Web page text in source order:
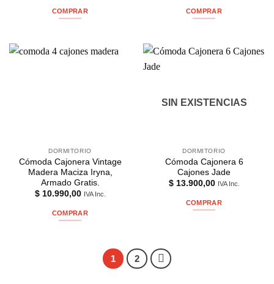
COMPRAR COMPRAR
DORMITORIO
Cómoda Cajonera Vintage
Madera Maciza Iryna,
Armado Gratis.
$10.990,00 IVA Inc.
COMPRAR
SIN EXISTENCIAS
DORMITORIO
Cómoda Cajonera 6
Cajones Jade
$13.900,00 IVA Inc.
COMPRAR
1 2